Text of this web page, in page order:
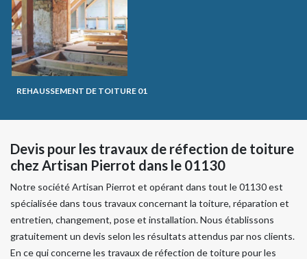
REHAUSSEMENT DE TOITURE 01
Devis pour les travaux de réfection de toiture
chez Artisan Pierrot dans le 01130
Notre société Artisan Pierrot et opérant dans tout le 01130 est
spécialisée dans tous travaux concernant la toiture, réparation et
entretien, changement, pose et installation. Nous établissons
gratuitement un devis selon les résultats attendus par nos clients.
En ce qui concerne les travaux de réfection de toiture pour les